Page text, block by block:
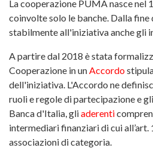
La cooperazione PUMA nasce nel
coinvolte solo le banche. Dalla
stabilmente all'iniziativa anche gli
A partire dal 2018 è stata
Cooperazione in unAccordo
dell'iniziativa. L'Accordo ne
ruoli e regole di partecipazione e
Banca d'Italia, gliaderenti
intermediari finanziari di cui all’art.
associazioni di categoria.